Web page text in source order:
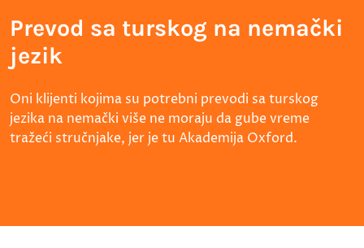
Prevod sa turskog na nemački
jezik
Oni klijenti kojima su potrebni prevodi sa turskog
jezika na nemački više ne moraju da gube vreme
tražeći stručnjake, jer je tu Akademija Oxford.